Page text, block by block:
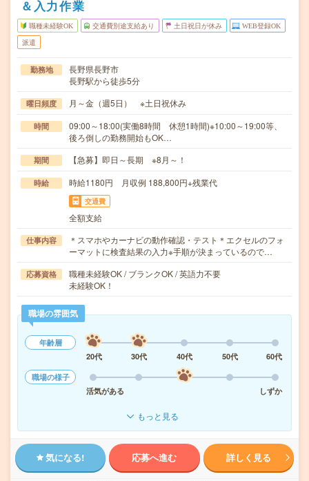
＆入力作業
職種未経験OK 交通費別途支給あり 土日祝日が休み WEB登録OK
派遣
勤務地
長野県長野市
長野駅から徒歩5分
曜日頻度 月～金（週5日） ※土日祝休み
時間
09:00～18:00(実働8時間 休憩1時間)※10:00～19:00等、
後ろ倒しの勤務開始もOK…
期間 【急募】即日～長期 ※8月～！
時給 時給1180円 月収例 188,800円+残業代
交通費
全額支給
仕事内容
＊スマホやカーナビの動作確認・テスト＊エクセルのフォ
ーマットに検査結果の入力※手順が決まっているので…
応募資格
職種未経験OK / ブランクOK / 英語力不要
未経験OK！
職場の雰囲気
年齢層
20代
30代 40代 50代
60代
職場の様子
活気がある
しずか
もっと見る
気になる! 応募へ進む 詳しく見る